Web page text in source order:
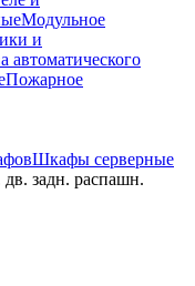
Модульное
и
автоматического
Пожарное
Шкафы серверные
задн. распашн.